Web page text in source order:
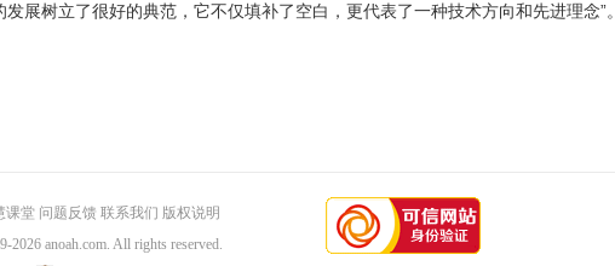
展树立了很好的典范，它不仅填补了空白，更代表了一种技术方向和先进理念”。
课堂 问题反馈 联系我们 版权说明
2026 anoah.com. All rights reserved.